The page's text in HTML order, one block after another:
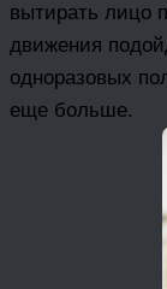
вытирать лицо
движения
одноразовых
еще больше.